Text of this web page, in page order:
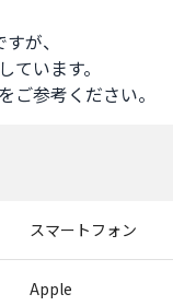
が、
います。
ご参考ください。
スマートフォン
Apple